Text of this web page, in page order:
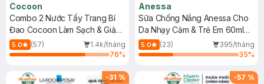
Cocoon
Combo 2 Nước Tẩy Trang Bí
Đao Cocoon Làm Sạch & Giảm
Dầu 500ml
5.0 (57)
1.4k/tháng
76%
Anessa
Sữa Chống Nắng Anessa Cho
Da Nhạy Cảm & Trẻ Em 60ml
(Mới)
5.0 (23)
395/tháng
35%
-31 % -57 %